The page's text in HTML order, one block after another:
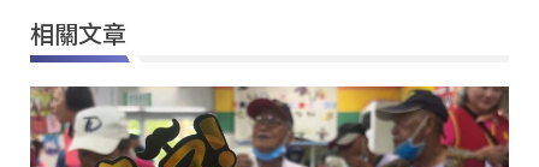
相關文章